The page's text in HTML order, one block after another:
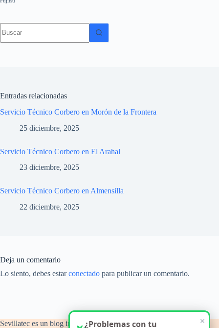
resultados
Entradas relacionadas
Servicio Técnico Corbero en Morón de la Frontera
25 diciembre, 2025
Servicio Técnico Corbero en El Arahal
23 diciembre, 2025
Servicio Técnico Corbero en Almensilla
22 diciembre, 2025
Deja un comentario
Lo siento, debes estarconectado para publicar un comentario.
Sevillatec es un blog informativo y de orientación técnica